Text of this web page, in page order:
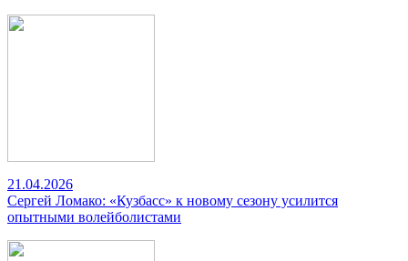
21.04.2026
Сергей Ломако: «Кузбасс» к новому сезону усилится
опытными волейболистами